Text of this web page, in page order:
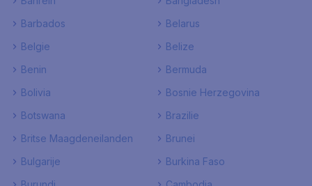
Barbados
Belarus
Belgie
Belize
Benin
Bermuda
Bolivia
Bosnie Herzegovina
Botswana
Brazilie
Britse Maagdeneilanden
Brunei
Bulgarije
Burkina Faso